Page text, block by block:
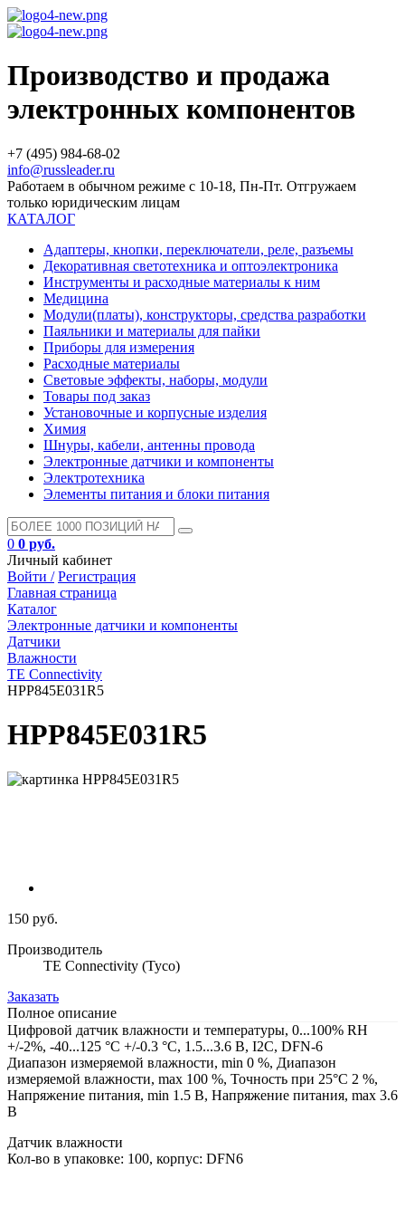
Производство и продажа
электронных компонентов
+7 (495) 984-68-02
info@russleader.ru
Работаем в обычном режиме с 10-18, Пн-Пт. Отгружаем
только юридическим лицам
КАТАЛОГ
Адаптеры, кнопки, переключатели, реле, разъемы
Декоративная светотехника и оптоэлектроника
Инструменты и расходные материалы к ним
Медицина
Модули(платы), конструкторы, средства разработки
Паяльники и материалы для пайки
Приборы для измерения
Расходные материалы
Световые эффекты, наборы, модули
Товары под заказ
Установочные и корпусные изделия
Химия
Шнуры, кабели, антенны провода
Электронные датчики и компоненты
Электротехника
Элементы питания и блоки питания
0 0 руб.
Личный кабинет
Войти / Регистрация
Главная страница
Каталог
Электронные датчики и компоненты
Датчики
Влажности
TE Connectivity
HPP845E031R5
HPP845E031R5
150 руб.
Производитель
TE Connectivity (Tyco)
Заказать
Полное описание
Цифровой датчик влажности и температуры, 0...100% RH
+/-2%, -40...125 °C +/-0.3 °С, 1.5...3.6 В, I2C, DFN-6
Диапазон измеряемой влажности, min 0 %, Диапазон
измеряемой влажности, max 100 %, Точность при 25°C 2 %,
Напряжение питания, min 1.5 В, Напряжение питания, max 3.6
В
Датчик влажности
Кол-во в упаковке: 100, корпус: DFN6